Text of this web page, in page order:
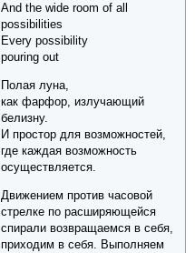
And the wide room of all
possibilities
Every possibility
pouring out
Полая луна,
как фарфор, излучающий
белизну.
И простор для возможностей,
где каждая возможность
осуществляется.
Движением против часовой
стрелке по расширяющейся
спирали возвращаемся в себя,
приходим в себя. Выполняем